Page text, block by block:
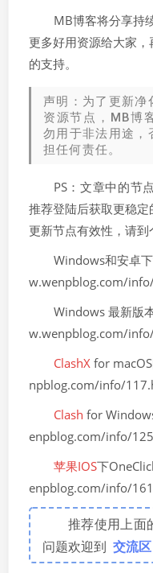
MB博客将分享持
更多好用资源给大家
的支持。
声明：为了更新净
资源节点，MB博
勿用于非法用途，
担任何责任。
PS：文章中的节
推荐登陆后获取更稳
更新节点有效性，请到
Windows和安卓
w.wenpblog.com/
Windows 最新版
w.wenpblog.com/
ClashXfor
npblog.com/info/
Clash for
enpblog.com/info/
苹果IOS下
enpblog.com/info/
推荐使用上面
问题欢迎到 交流区